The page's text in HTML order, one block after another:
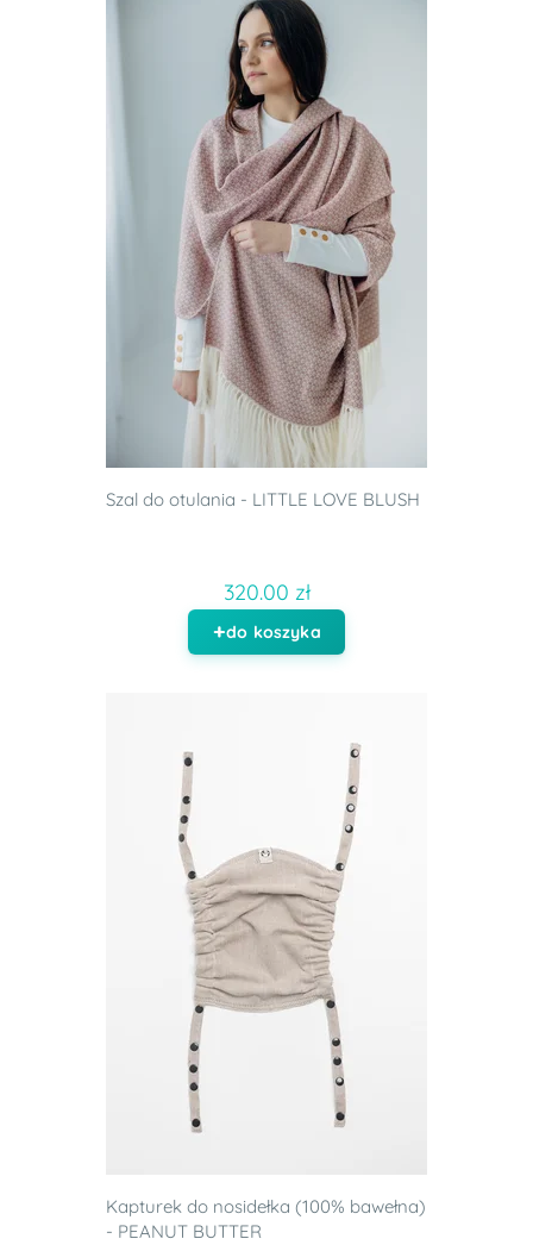
Szal do otulania - LITTLE LOVE BLUSH
320.00 zł
do koszyka
Kapturek do nosidełka (100% bawełna)
- PEANUT BUTTER